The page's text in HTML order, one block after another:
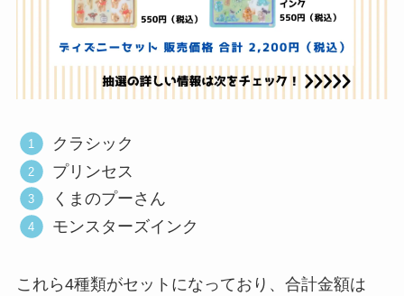
クラシック
プリンセス
くまのプーさん
モンスターズインク
これら4種類がセットになっており、合計金額は